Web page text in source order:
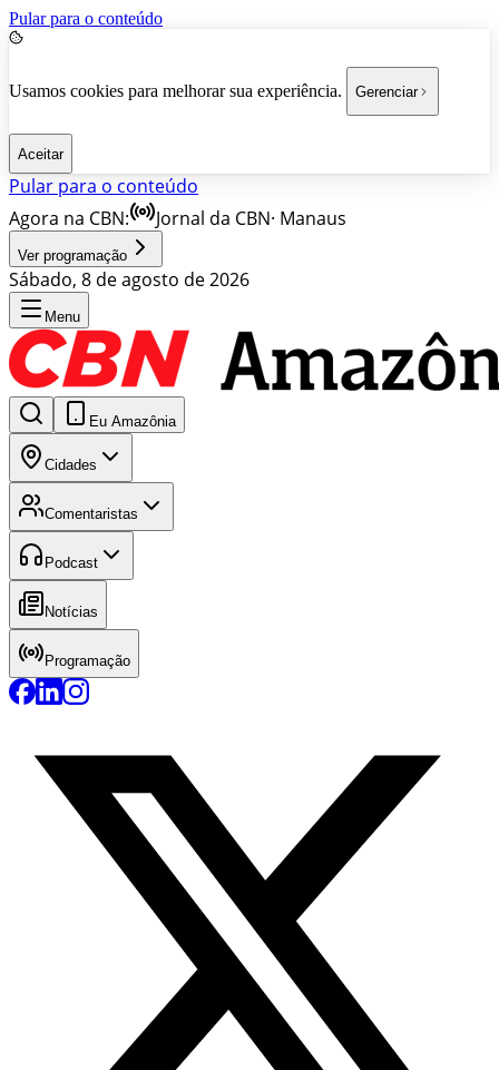
Pular para o conteúdo
Usamos cookies para melhorar sua experiência. Gerenciar
Aceitar
Pular para o conteúdo
Agora na CBN:
Jornal da CBN· Manaus
Ver programação
Sábado, 8 de agosto de 2026
Menu
Eu Amazônia
Cidades
Comentaristas
Podcast
Notícias
Programação